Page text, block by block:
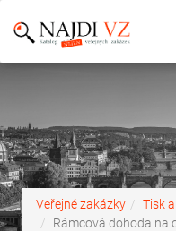
Veřejné zakázky
Tisk
Rámcová dohoda na